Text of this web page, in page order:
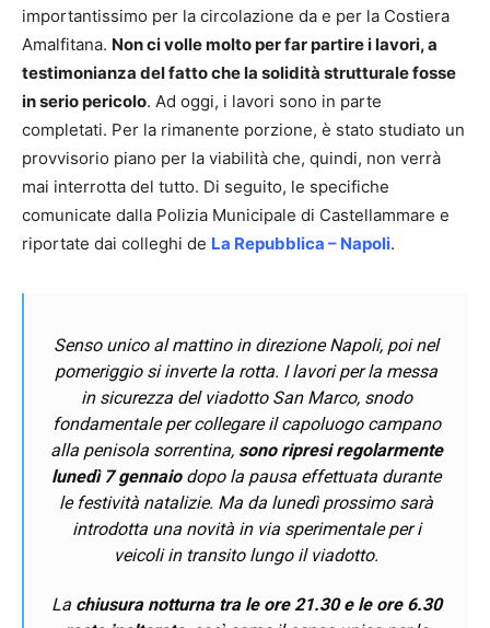
importantissimo per la circolazione da e per la Costiera
Amalfitana. Non ci volle molto per far partire i lavori, a
testimonianza del fatto che la solidità strutturale fosse
in serio pericolo. Ad oggi, i lavori sono in parte
completati. Per la rimanente porzione, è stato studiato un
provvisorio piano per la viabilità che, quindi, non verrà
mai interrotta del tutto. Di seguito, le specifiche
comunicate dalla Polizia Municipale di Castellammare e
riportate dai colleghi de La Repubblica – Napoli.
Senso unico al mattino in direzione Napoli, poi nel
pomeriggio si inverte la rotta. I lavori per la messa
in sicurezza del viadotto San Marco, snodo
fondamentale per collegare il capoluogo campano
alla penisola sorrentina, sono ripresi regolarmente
lunedì 7 gennaiodopo la pausa effettuata durante
le festività natalizie. Ma da lunedì prossimo sarà
introdotta una novità in via sperimentale per i
veicoli in transito lungo il viadotto.
La chiusura notturna tra le ore 21.30 e le ore 6.30